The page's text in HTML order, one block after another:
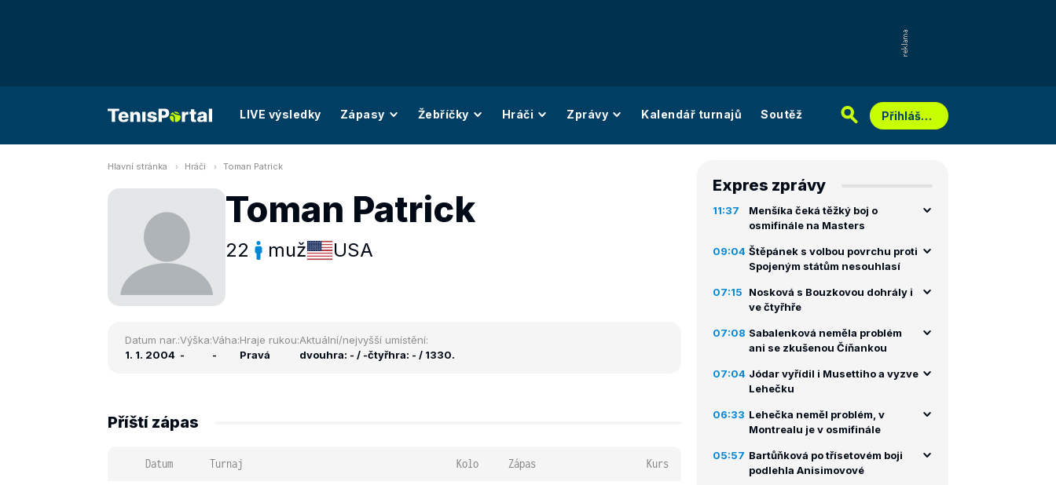
LIVE výsledky Zápasy Žebříčky Hráči Zprávy Kalendář turnajů Soutěž Přihlášení
Hlavní stránka Hráči Toman Patrick
Toman Patrick
22 muž USA
Datum nar.:
1. 1. 2004
Výška:
-
Váha:
-
Hraje rukou:
Pravá
Aktuální/nejvyšší umístění:
dvouhra: - / -čtyřhra: - / 1330.
Příští zápas
Datum Turnaj Kolo Zápas Kurs
Expres zprávy
11:37
Menšíka čeká těžký boj o
osmifinále na Masters
09:04 Štěpánek s volbou povrchu proti
Spojeným státům nesouhlasí
07:15
Nosková s Bouzkovou dohrály i
ve čtyřhře
07:08 Sabalenková neměla problém
ani se zkušenou Číňankou
07:04 Jódar vyřídil i Musettiho a vyzve
Lehečku
06:33 Lehečka neměl problém, v
Montrealu je v osmifinále
05:57 Bartůňková po třísetovém boji
podlehla Anisimovové